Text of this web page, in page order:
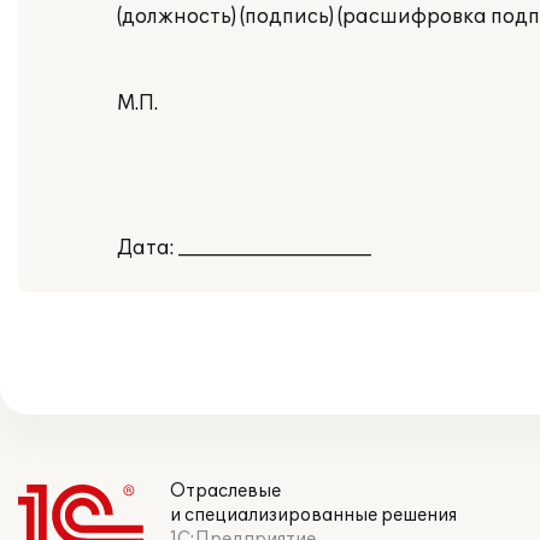
(должность) (подпись) (расшифровка
М.П.
Дата: ____________________
Отраслевые
и специализированные решения